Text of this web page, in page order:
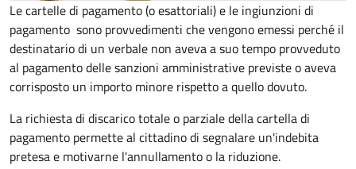
Le cartelle di pagamento (o esattoriali) e le ingiunzioni di
pagamento sono provvedimenti che vengono emessi perché il
destinatario di un verbale non aveva a suo tempo provveduto
al pagamento delle sanzioni amministrative previste o aveva
corrisposto un importo minore rispetto a quello dovuto.
La richiesta di discarico totale o parziale della cartella di
pagamento permette al cittadino di segnalare un'indebita
pretesa e motivarne l'annullamento o la riduzione.